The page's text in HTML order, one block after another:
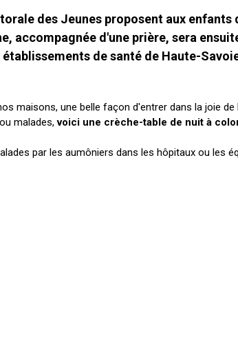
des Jeunes proposent aux
accompagnée d'une prière, sera
établissements de santé de Haute-
maisons, une belle façon d'entrer dans la joie
malades,voici une crèche-table de nuit à
par les aumôniers dans les hôpitaux ou les